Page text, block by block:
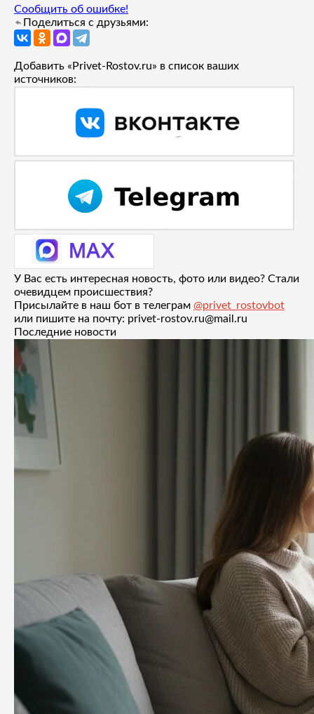
Сообщить об ошибке!
Поделиться с друзьями:
Добавить «Privet-Rostov.ru» в список ваших
источников:
У Вас есть интересная новость, фото или видео? Стали
очевидцем происшествия?
Присылайте в наш бот в телеграм @privet_rostovbot
или пишите на почту: privet-rostov.ru@mail.ru
Последние новости